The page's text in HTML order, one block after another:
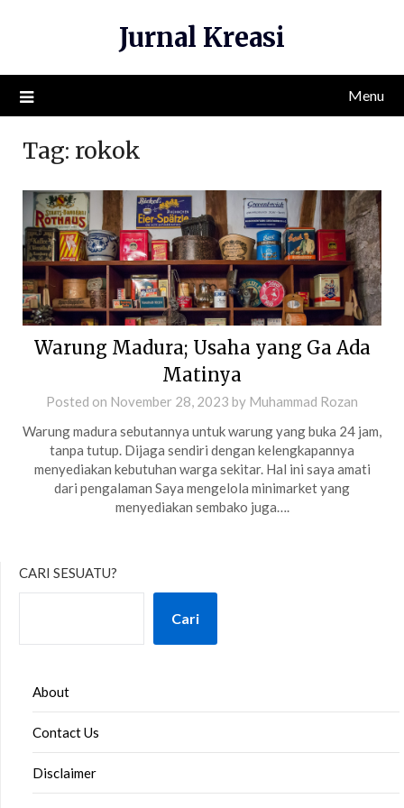
Jurnal Kreasi
Menu
Tag: rokok
Warung Madura; Usaha yang Ga Ada
Matinya
Posted on November 28, 2023 by Muhammad Rozan
Warung madura sebutannya untuk warung yang buka 24 jam,
tanpa tutup. Dijaga sendiri dengan kelengkapannya
menyediakan kebutuhan warga sekitar. Hal ini saya amati
dari pengalaman Saya mengelola minimarket yang
menyediakan sembako juga….
CARI SESUATU?
Cari
About
Contact Us
Disclaimer